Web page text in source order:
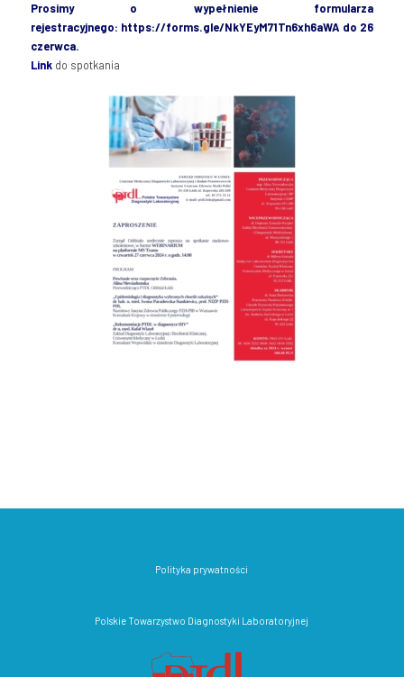
Prosimy o wypełnienie formularza
rejestracyjnego: https://forms.gle/NkYEyM71Tn6xh6aWA do 26
czerwca.
Linkdo spotkania
Polityka prywatności
Polskie Towarzystwo Diagnostyki Laboratoryjnej